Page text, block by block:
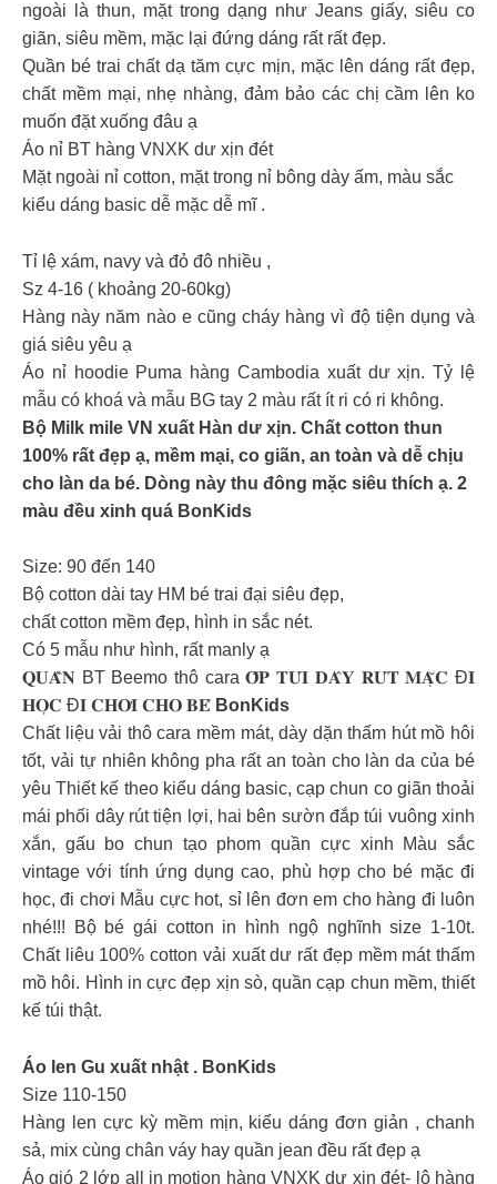
ngoài là thun, mặt trong dạng như Jeans giấy, siêu co
giãn, siêu mềm, mặc lại đứng dáng rất rất đẹp.
Quần bé trai chất dạ tăm cực mịn, mặc lên dáng rất đẹp,
chất mềm mại, nhẹ nhàng, đảm bảo các chị cầm lên ko
muốn đặt xuống đâu ạ
Áo nỉ BT hàng VNXK dư xịn đét
Mặt ngoài nỉ cotton, mặt trong nỉ bông dày ấm, màu sắc
kiểu dáng basic dễ mặc dễ mĩ .
Tỉ lệ xám, navy và đỏ đô nhiều ,
Sz 4-16 ( khoảng 20-60kg)
Hàng này năm nào e cũng cháy hàng vì độ tiện dụng và
giá siêu yêu ạ
Áo nỉ hoodie Puma hàng Cambodia xuất dư xịn. Tỷ lệ
mẫu có khoá và mẫu BG tay 2 màu rất ít ri có ri không.
Bộ Milk mile VN xuất Hàn dư xịn. Chất cotton thun
100% rất đẹp ạ, mềm mại, co giãn, an toàn và dễ chịu
cho làn da bé. Dòng này thu đông mặc siêu thích ạ. 2
màu đều xinh quá BonKids
Size: 90 đến 140
Bộ cotton dài tay HM bé trai đại siêu đẹp,
chất cotton mềm đẹp, hình in sắc nét.
Có 5 mẫu như hình, rất manly ạ
𝐐𝐔𝐀̂̀𝐍 BT Beemo thô cara 𝐎̂́𝐏 𝐓𝐔́𝐈 𝐃𝐀̂𝐘 𝐑𝐔́𝐓 𝐌𝐀̣̆𝐂 Đ𝐈
𝐇𝐎̣𝐂 Đ𝐈 𝐂𝐇𝐎̛𝐈 𝐂𝐇𝐎 𝐁𝐄́ BonKids
Chất liệu vải thô cara mềm mát, dày dặn thấm hút mồ hôi
tốt, vải tự nhiên không pha rất an toàn cho làn da của bé
yêu Thiết kế theo kiểu dáng basic, cạp chun co giãn thoải
mái phối dây rút tiện lợi, hai bên sườn đắp túi vuông xinh
xắn, gấu bo chun tạo phom quần cực xinh Màu sắc
vintage với tính ứng dụng cao, phù hợp cho bé mặc đi
học, đi chơi Mẫu cực hot, sỉ lên đơn em cho hàng đi luôn
nhé!!! Bộ bé gái cotton in hình ngộ nghĩnh size 1-10t.
Chất liêu 100% cotton vải xuất dư rất đẹp mềm mát thấm
mồ hôi. Hình in cực đẹp xịn sò, quần cạp chun mềm, thiết
kế túi thật.
Áo len Gu xuất nhật . BonKids
Size 110-150
Hàng len cực kỳ mềm mịn, kiểu dáng đơn giản , chanh
sả, mix cùng chân váy hay quần jean đều rất đẹp ạ
Áo gió 2 lớp all in motion hàng VNXK dư xịn đét- lô hàng